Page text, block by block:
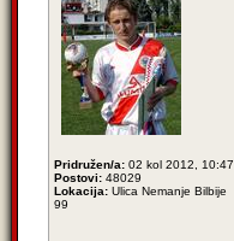
Pridružen/a: 02 kol 2012, 10:47
Postovi: 48029
Lokacija: Ulica Nemanje Bilbije
99